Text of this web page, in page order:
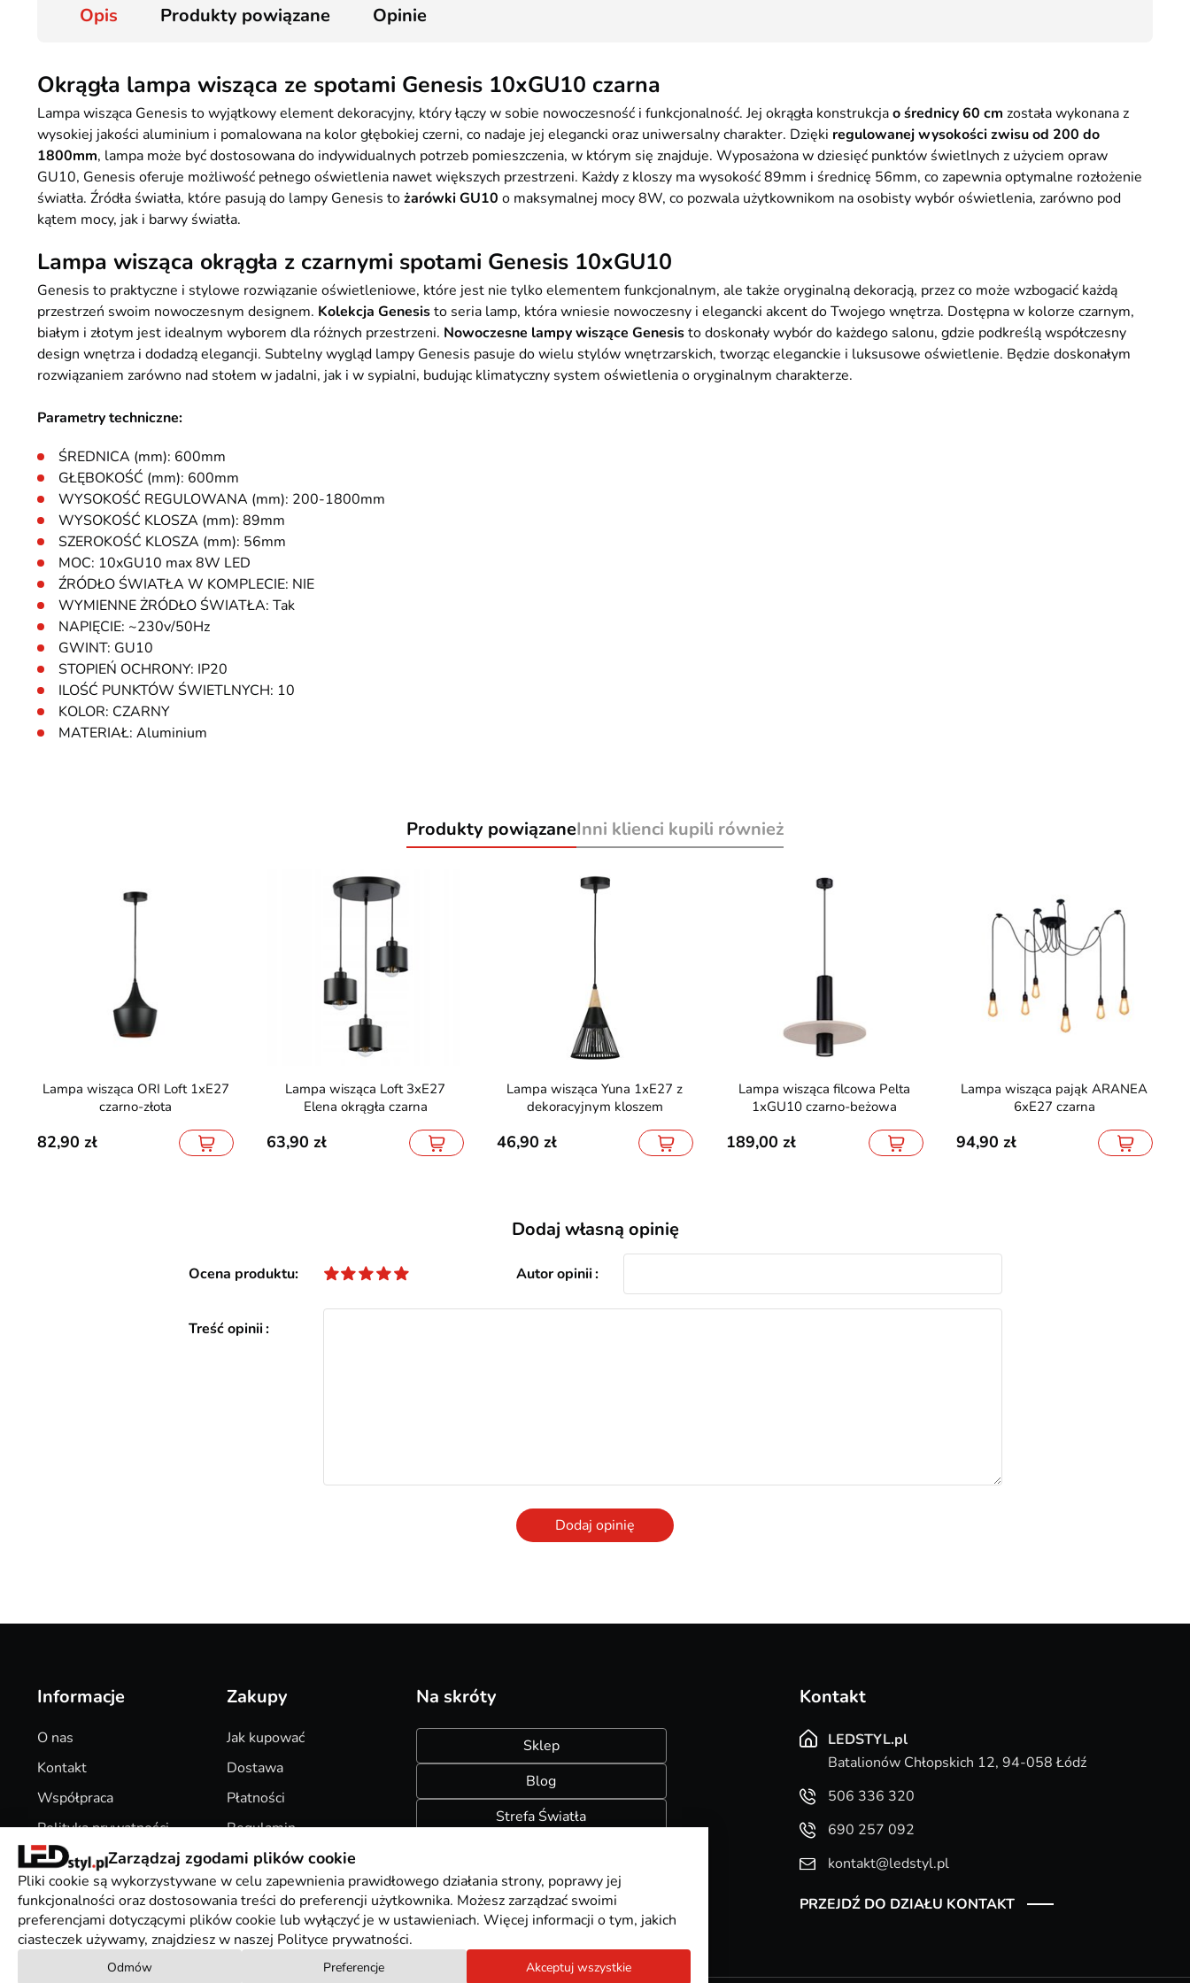
Opis Produkty powiązane Opinie
Okrągła lampa wisząca ze spotami Genesis 10xGU10 czarna
Lampa wisząca Genesis to wyjątkowy element dekoracyjny, który łączy w sobie nowoczesność i funkcjonalność. Jej okrągła konstrukcjao średnicy 60 cm została wykonana z
wysokiej jakości aluminium i pomalowana na kolor głębokiej czerni, co nadaje jej elegancki oraz uniwersalny charakter. Dzięki regulowanej wysokości zwisu od 200 do
1800mm, lampa może być dostosowana do indywidualnych potrzeb pomieszczenia, w którym się znajduje. Wyposażona w dziesięć punktów świetlnych z użyciem opraw
GU10, Genesis oferuje możliwość pełnego oświetlenia nawet większych przestrzeni. Każdy z kloszy ma wysokość 89mm i średnicę 56mm, co zapewnia optymalne rozłożenie
światła. Źródła światła, które pasują do lampy Genesis tożarówki GU10 o maksymalnej mocy 8W, co pozwala użytkownikom na osobisty wybór oświetlenia, zarówno pod
kątem mocy, jak i barwy światła.
Lampa wisząca okrągła z czarnymi spotami Genesis 10xGU10
Genesis to praktyczne i stylowe rozwiązanie oświetleniowe, które jest nie tylko elementem funkcjonalnym, ale także oryginalną dekoracją, przez co może wzbogacić każdą
przestrzeń swoim nowoczesnym designem. Kolekcja Genesisto seria lamp, która wniesie nowoczesny i elegancki akcent do Twojego wnętrza. Dostępna w kolorze czarnym,
białym i złotym jest idealnym wyborem dla różnych przestrzeni. Nowoczesne lampy wiszące Genesisto doskonały wybór do każdego salonu, gdzie podkreślą współczesny
design wnętrza i dodadzą elegancji. Subtelny wygląd lampy Genesis pasuje do wielu stylów wnętrzarskich, tworząc eleganckie i luksusowe oświetlenie. Będzie doskonałym
rozwiązaniem zarówno nad stołem w jadalni, jak i w sypialni, budując klimatyczny system oświetlenia o oryginalnym charakterze.
Parametry techniczne:
ŚREDNICA (mm): 600mm
GŁĘBOKOŚĆ (mm): 600mm
WYSOKOŚĆ REGULOWANA (mm): 200-1800mm
WYSOKOŚĆ KLOSZA (mm): 89mm
SZEROKOŚĆ KLOSZA (mm): 56mm
MOC: 10xGU10 max 8W LED
ŹRÓDŁO ŚWIATŁA W KOMPLECIE: NIE
WYMIENNE ŻRÓDŁO ŚWIATŁA: Tak
NAPIĘCIE: ~230v/50Hz
GWINT: GU10
STOPIEŃ OCHRONY: IP20
ILOŚĆ PUNKTÓW ŚWIETLNYCH: 10
KOLOR: CZARNY
MATERIAŁ: Aluminium
Produkty powiązaneInni klienci kupili również
Lampa wisząca ORI Loft 1xE27
czarno-złota
82,90
Lampa wisząca Loft 3xE27
Elena okrągła czarna
63,90
Lampa wisząca Yuna 1xE27 z
dekoracyjnym kloszem
46,90
Lampa wisząca filcowa Pelta
1xGU10 czarno-beżowa
189,00
Lampa wisząca pająk ARANEA
6xE27 czarna
94,90
Dodaj własną opinię
Ocena produktu Autor opinii
Treść opinii
Dodaj opinię
Informacje
O nas
Kontakt
Współpraca
Polityka prywatności
Pliki Cookies
Zakupy
Jak kupować
Dostawa
Płatności
Regulamin
Zwroty
Na skróty
Sklep
Blog
Strefa Światła
Kontakt
LEDSTYL.pl
Batalionów Chłopskich 12, 94-058 Łódź
506 336 320
690 257 092
kontakt@ledstyl.pl
PRZEJDŹ DO DZIAŁU KONTAKT
Zarządzaj zgodami plików cookie
Pliki cookie są wykorzystywane w celu zapewnienia prawidłowego działania strony, poprawy jej
funkcjonalności oraz dostosowania treści do preferencji użytkownika. Możesz zarządzać swoimi
preferencjami dotyczącymi plików cookie lub wyłączyć je w ustawieniach. Więcej informacji o tym, jakich
ciasteczek używamy, znajdziesz w naszej Polityce prywatności.
Odmów Preferencje Akceptuj wszystkie